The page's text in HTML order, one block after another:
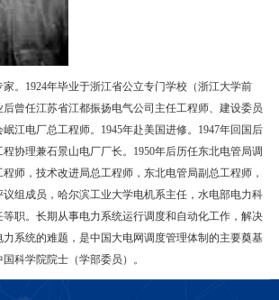
。1924年毕业于浙江省公立专门学校（浙江大学前
曾任江苏省江都振扬电气公司主任工程师、建设委员
江电厂总工程师。1945年赴美国进修。1947年回国后
协理兼石景山电厂厂长。1950年后历任东北电管局调
师，技术改进局总工程师，东北电管局副总工程师，
议组成员，哈尔滨工业大学电机系主任，水电部电力科
职。长期从事电力系统运行调度和自动化工作，解决
系统的难题，是中国大电网调度管理体制的主要奠基
科学院院士（学部委员）。